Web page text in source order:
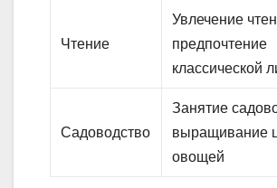
Чтение
Увлечение
предпочтение
классической
Садоводство
Занятие
выращивание
овощей